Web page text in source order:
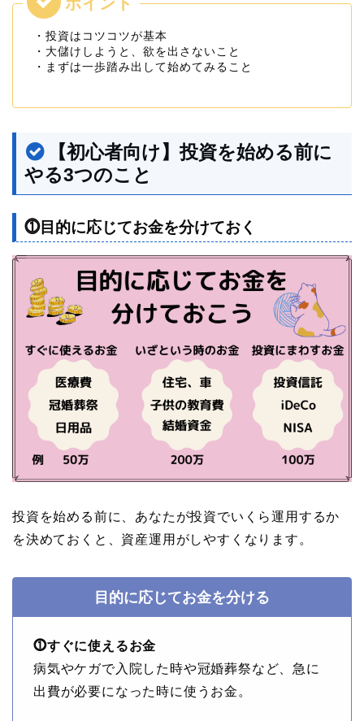
・投資はコツコツが基本
・大儲けしようと、欲を出さないこと
・まずは一歩踏み出して始めてみること
【初心者向け】投資を始める前に
やる3つのこと
⓵目的に応じてお金を分けておく
投資を始める前に、あなたが投資でいくら運用するか
を決めておくと、資産運用がしやすくなります。
目的に応じてお金を分ける
⓵すぐに使えるお金
病気やケガで入院した時や冠婚葬祭など、急に
出費が必要になった時に使うお金。